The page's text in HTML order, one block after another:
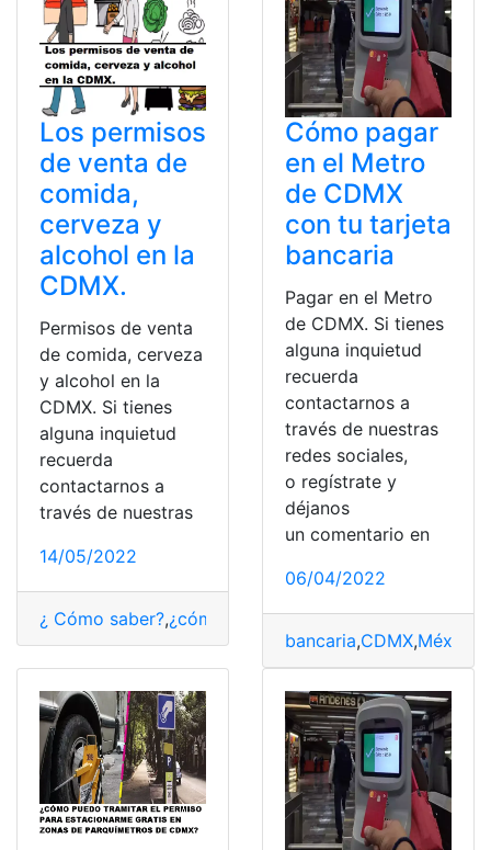
Los permisos
de venta de
comida,
cerveza y
alcohol en la
CDMX.
Permisos de venta
de comida, cerveza
y alcohol en la
CDMX. Si tienes
alguna inquietud
recuerda
contactarnos a
través de nuestras
14/05/2022
¿ Cómo saber?,¿cómo lo hago?,CDMX,Cerveza,
Cómo pagar
en el Metro
de CDMX
con tu tarjeta
bancaria
Pagar en el Metro
de CDMX. Si tienes
alguna inquietud
recuerda
contactarnos a
través de nuestras
redes sociales,
o regístrate y
déjanos
un comentario en
06/04/2022
bancaria,CDMX,México